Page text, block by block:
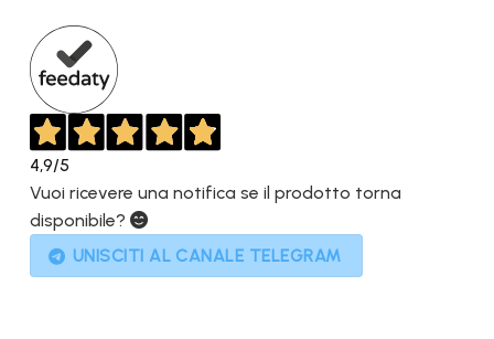
4,9/5
Vuoi ricevere una notifica se il prodotto torna
disponibile?
UNISCITI AL CANALE TELEGRAM